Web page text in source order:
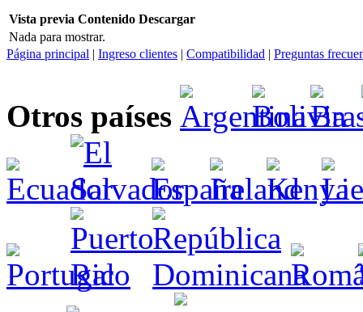
Vista previa Contenido Descargar
Nada para mostrar.
Página principal | Ingreso clientes | Compatibilidad | Preguntas
Otros países